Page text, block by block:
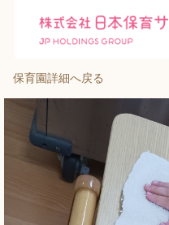
施設を探す
保育園詳細へ戻る